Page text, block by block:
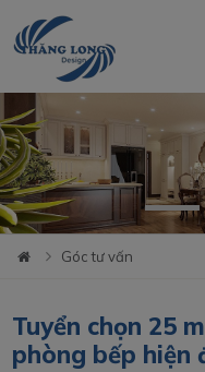
Góc tư vấn
Tuyển chọn 25
phòng bếp hiện